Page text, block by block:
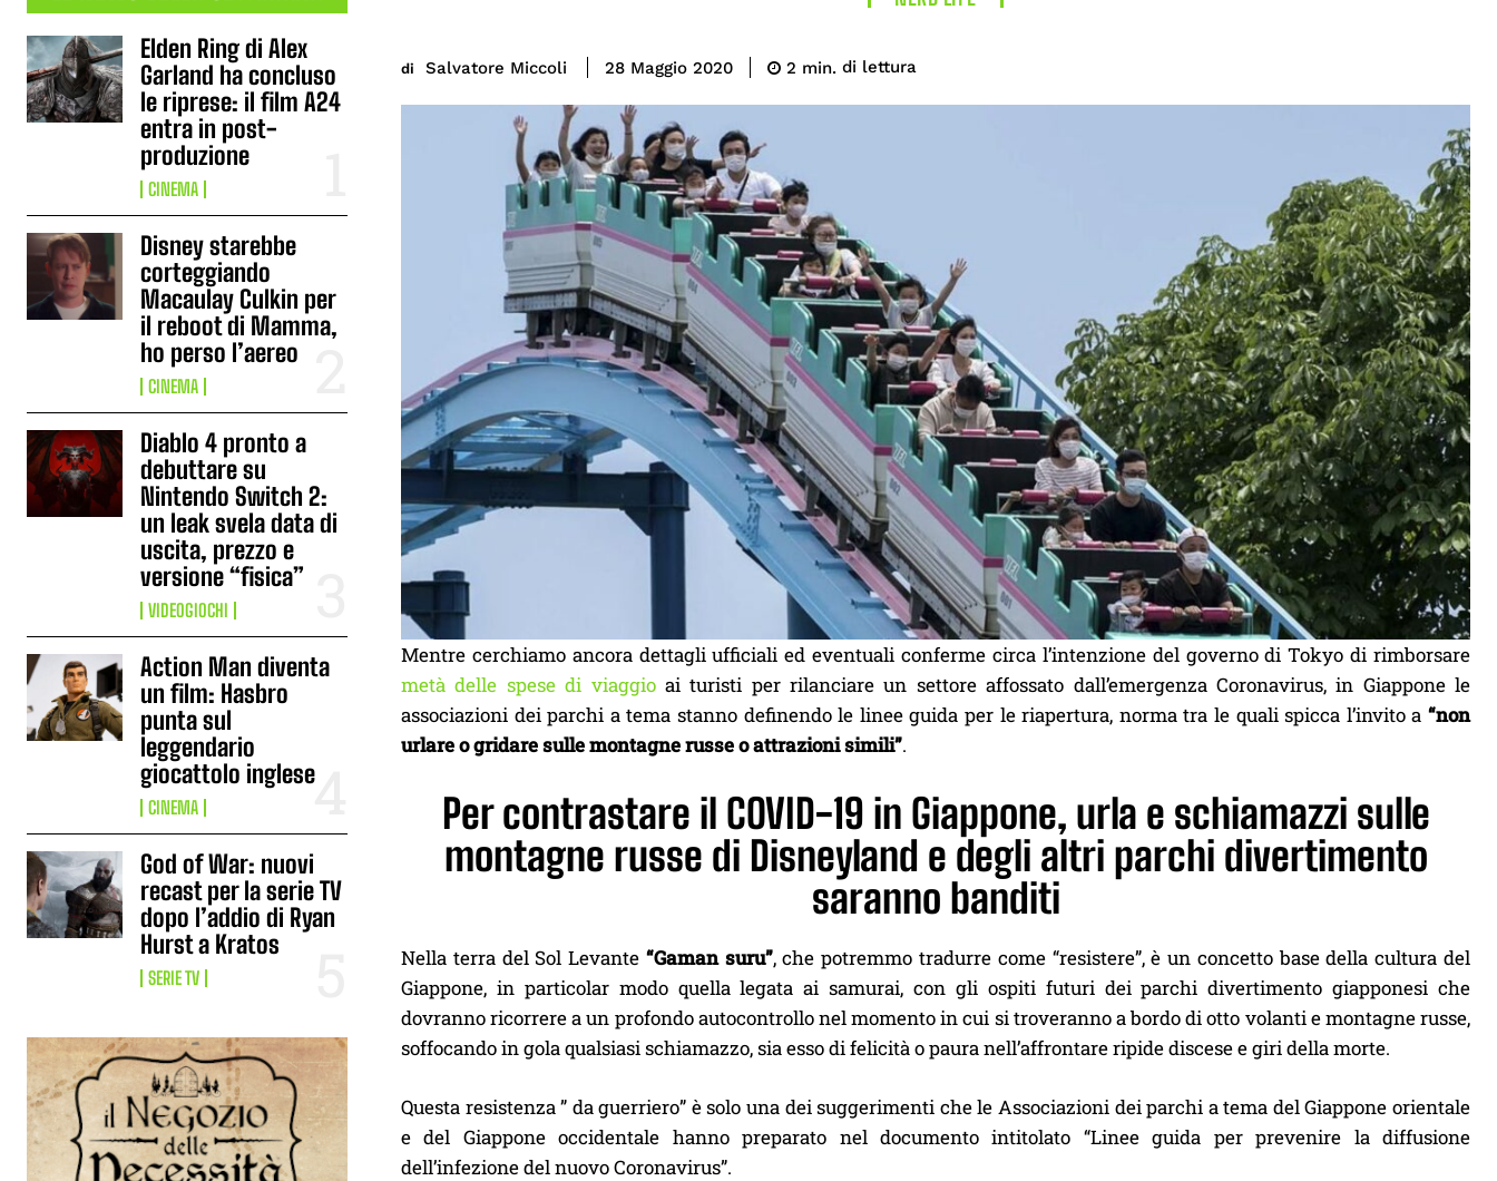
Elden Ring di Alex
Garland ha concluso
le riprese: il film A24
entra in post-
produzione
CINEMA
Disney starebbe
corteggiando
Macaulay Culkin per
il reboot di Mamma,
ho perso l’aereo
CINEMA
Diablo 4 pronto a
debuttare su
Nintendo Switch 2:
un leak svela data di
uscita, prezzo e
versione “fisica”
VIDEOGIOCHI
Action Man diventa
un film: Hasbro
punta sul
leggendario
giocattolo inglese
CINEMA
God of War: nuovi
recast per la serie TV
dopo l’addio di Ryan
Hurst a Kratos
SERIE TV
di Salvatore Miccoli 28 Maggio 2020 2 min. di lettura
Mentre cerchiamo ancora dettagli ufficiali ed eventuali conferme circa l’intenzione del governo di Tokyo di rimborsare
metà delle spese di viaggioai turisti per rilanciare un settore affossato dall’emergenza Coronavirus, in Giappone le
associazioni dei parchi a tema stanno definendo le linee guida per le riapertura, norma tra le quali spicca l’invito a “non
urlare o gridare sulle montagne russe o attrazioni simili”.
Per contrastare il COVID-19 in Giappone, urla e schiamazzi sulle
montagne russe di Disneyland e degli altri parchi divertimento
saranno banditi
Nella terra del Sol Levante “Gaman suru”, che potremmo tradurre come “resistere”, è un concetto base della cultura del
Giappone, in particolar modo quella legata ai samurai, con gli ospiti futuri dei parchi divertimento giapponesi che
dovranno ricorrere a un profondo autocontrollo nel momento in cui si troveranno a bordo di otto volanti e montagne russe,
soffocando in gola qualsiasi schiamazzo, sia esso di felicità o paura nell’affrontare ripide discese e giri della morte.
Questa resistenza ” da guerriero” è solo una dei suggerimenti che le Associazioni dei parchi a tema del Giappone orientale
e del Giappone occidentale hanno preparato nel documento intitolato “Linee guida per prevenire la diffusione
dell’infezione del nuovo Coronavirus”.